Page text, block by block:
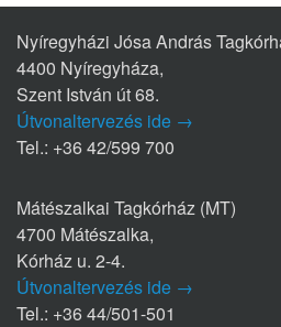
Nyíregyházi Jósa András
4400 Nyíregyháza,
Szent István út 68.
Útvonaltervezés ide →
Tel.: +36 42/599 700
Mátészalkai Tagkórház (MT)
4700 Mátészalka,
Kórház u. 2-4.
Útvonaltervezés ide →
Tel.: +36 44/501-501